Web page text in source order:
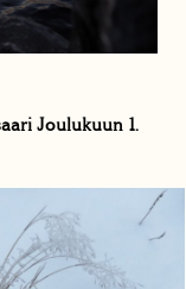
Joulukuun 1.